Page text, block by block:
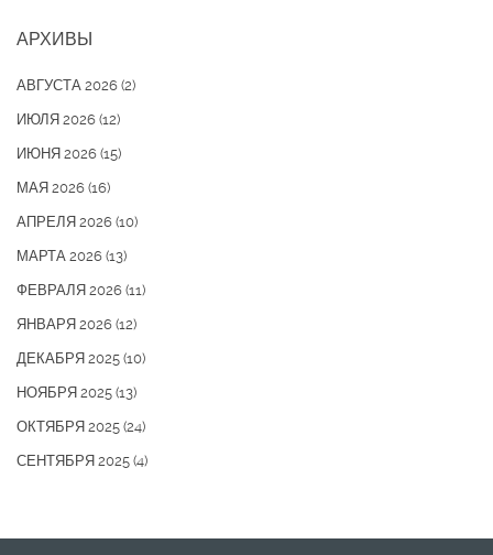
АРХИВЫ
АВГУСТА 2026 (2)
ИЮЛЯ 2026 (12)
ИЮНЯ 2026 (15)
МАЯ 2026 (16)
АПРЕЛЯ 2026 (10)
МАРТА 2026 (13)
ФЕВРАЛЯ 2026 (11)
ЯНВАРЯ 2026 (12)
ДЕКАБРЯ 2025 (10)
НОЯБРЯ 2025 (13)
ОКТЯБРЯ 2025 (24)
СЕНТЯБРЯ 2025 (4)